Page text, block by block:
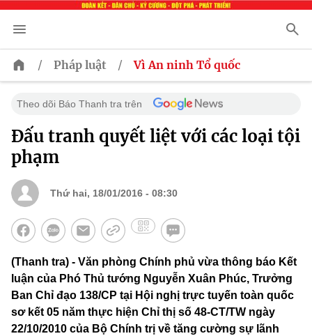
/ Pháp luật / Vì An ninh Tổ quốc
Theo dõi Báo Thanh tra trên
Đấu tranh quyết liệt với các loại tội
phạm
Thứ hai, 18/01/2016 - 08:30
(Thanh tra) - Văn phòng Chính phủ vừa thông báo Kết
luận của Phó Thủ tướng Nguyễn Xuân Phúc, Trưởng
Ban Chỉ đạo 138/CP tại Hội nghị trực tuyến toàn quốc
sơ kết 05 năm thực hiện Chỉ thị số 48-CT/TW ngày
22/10/2010 của Bộ Chính trị về tăng cường sự lãnh